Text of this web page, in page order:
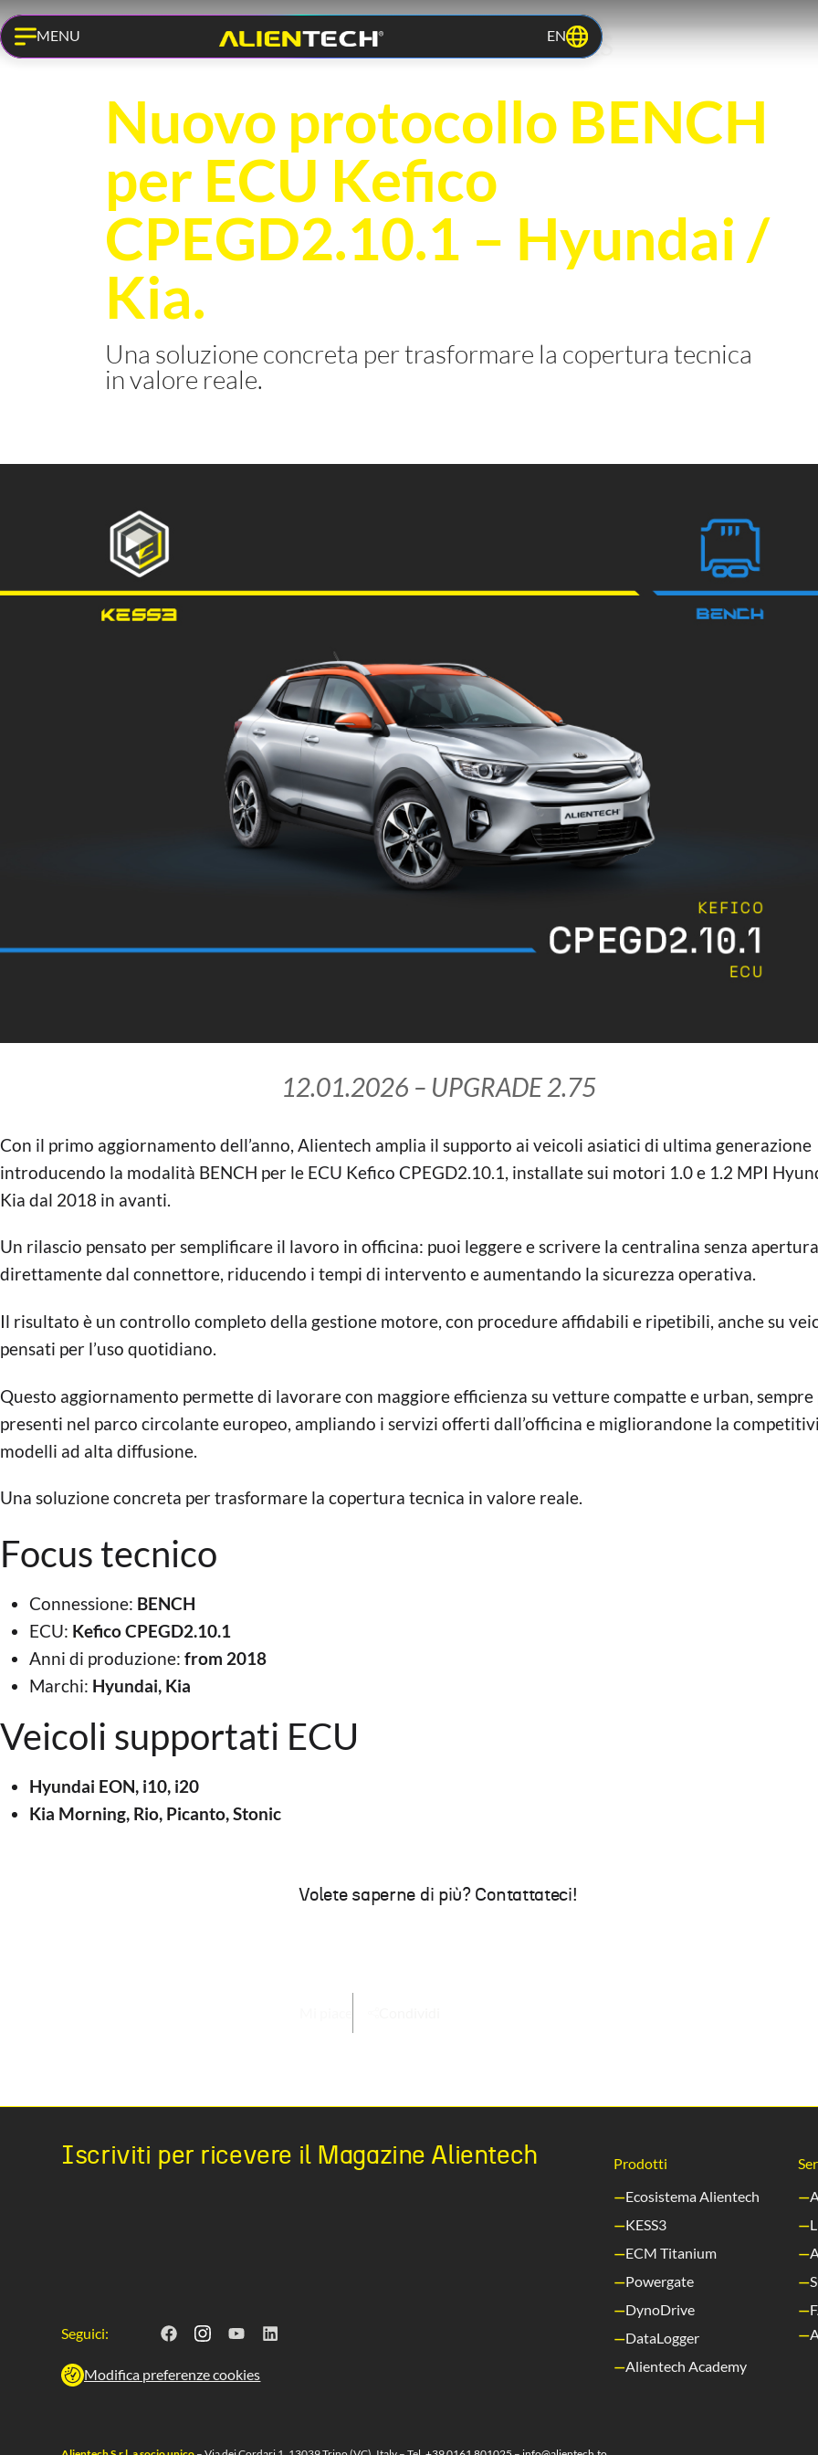
MENU EN
KESS3 PROTOCOLS RELEASES
Nuovo protocollo BENCH
per ECU Kefico
CPEGD2.10.1 – Hyundai /
Kia.
Una soluzione concreta per trasformare la copertura tecnica
in valore reale.
12.01.2026 – UPGRADE 2.75
Con il primo aggiornamento dell’anno, Alientech amplia il supporto ai veicoli asiatici di ultima generazione
introducendo la modalità BENCH per le ECU Kefico CPEGD2.10.1, installate sui motori 1.0 e 1.2 MPI
Kia dal 2018 in avanti.
Un rilascio pensato per semplificare il lavoro in officina: puoi leggere e scrivere la centralina senza
direttamente dal connettore, riducendo i tempi di intervento e aumentando la sicurezza operativa.
Il risultato è un controllo completo della gestione motore, con procedure affidabili e ripetibili, anche su
pensati per l’uso quotidiano.
Questo aggiornamento permette di lavorare con maggiore efficienza su vetture compatte e urban, sempre
presenti nel parco circolante europeo, ampliando i servizi offerti dall’officina e migliorandone la
modelli ad alta diffusione.
Una soluzione concreta per trasformare la copertura tecnica in valore reale.
Focus tecnico
Connessione: BENCH
ECU: Kefico CPEGD2.10.1
Anni di produzione: from 2018
Marchi: Hyundai, Kia
Veicoli supportati ECU
Hyundai EON, i10, i20
Kia Morning, Rio, Picanto, Stonic
Volete saperne di più? Contattateci!
Iscriviti per ricevere il Magazine Alientech
Seguici:
Modifica preferenze cookies
Prodotti
Ecosistema Alientech
KESS3
ECM Titanium
Powergate
DynoDrive
DataLogger
Alientech Academy